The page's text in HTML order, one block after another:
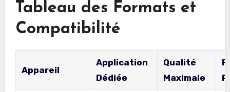
Tableau des Formats et
Compatibilité
Appareil
Application
Dédiée
Qualité
Maximale